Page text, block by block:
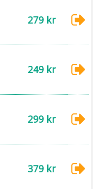
279 kr
249 kr
299 kr
379 kr